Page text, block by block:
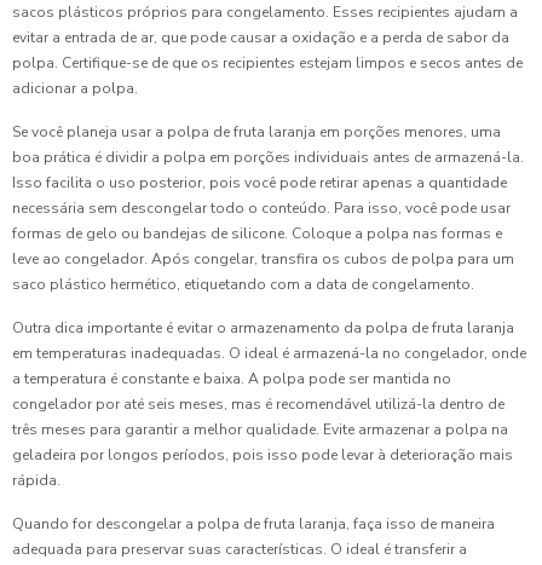
sacos plásticos próprios para congelamento. Esses recipientes ajudam a
evitar a entrada de ar, que pode causar a oxidação e a perda de sabor da
polpa. Certifique-se de que os recipientes estejam limpos e secos antes de
adicionar a polpa.
Se você planeja usar a polpa de fruta laranja em porções menores, uma
boa prática é dividir a polpa em porções individuais antes de armazená-la.
Isso facilita o uso posterior, pois você pode retirar apenas a quantidade
necessária sem descongelar todo o conteúdo. Para isso, você pode usar
formas de gelo ou bandejas de silicone. Coloque a polpa nas formas e
leve ao congelador. Após congelar, transfira os cubos de polpa para um
saco plástico hermético, etiquetando com a data de congelamento.
Outra dica importante é evitar o armazenamento da polpa de fruta laranja
em temperaturas inadequadas. O ideal é armazená-la no congelador, onde
a temperatura é constante e baixa. A polpa pode ser mantida no
congelador por até seis meses, mas é recomendável utilizá-la dentro de
três meses para garantir a melhor qualidade. Evite armazenar a polpa na
geladeira por longos períodos, pois isso pode levar à deterioração mais
rápida.
Quando for descongelar a polpa de fruta laranja, faça isso de maneira
adequada para preservar suas características. O ideal é transferir a